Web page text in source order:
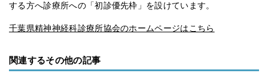
する方へ診療所への「初診優先枠」を設けています。
千葉県精神神経科診療所協会のホームページはこちら
関連するその他の記事